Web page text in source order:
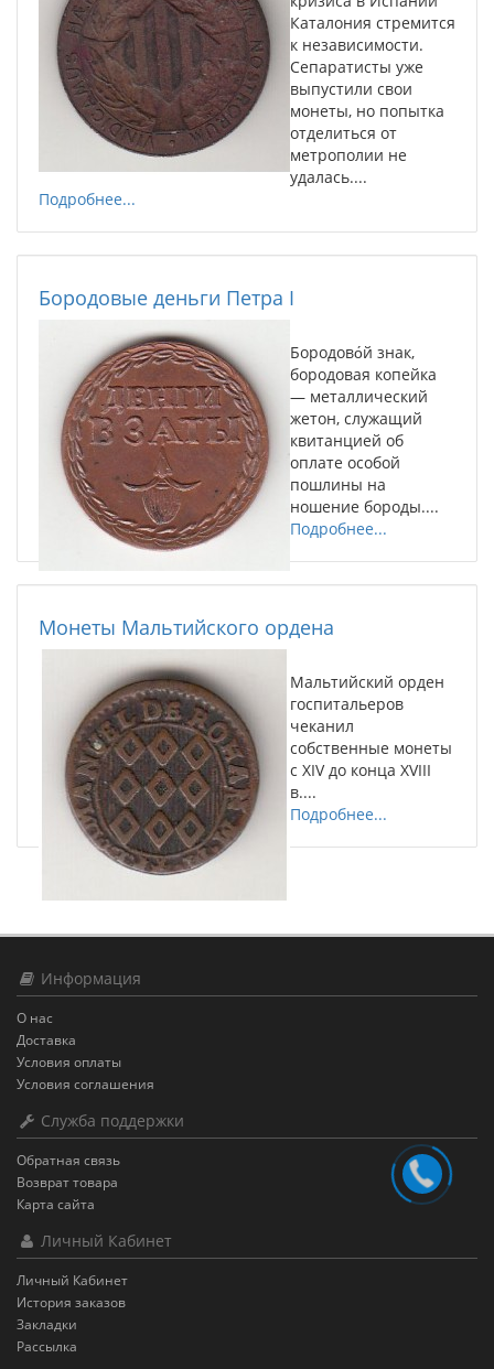
Каталония стремится
к независимости.
Сепаратисты уже
выпустили свои
монеты, но попытка
отделиться от
метрополии не
удалась....
Подробнее...
Бородовые деньги Петра I
Бородово́й знак,
бородовая копейка
— металлический
жетон, служащий
квитанцией об
оплате особой
пошлины на
ношение бороды....
Подробнее...
Монеты Мальтийского ордена
Мальтийский орден
госпитальеров
чеканил
собственные монеты
с XIV до конца XVIII
в....
Подробнее...
Информация
О нас
Доставка
Условия оплаты
Условия соглашения
Служба поддержки
Обратная связь
Возврат товара
Карта сайта
Личный Кабинет
Личный Кабинет
История заказов
Закладки
Рассылка